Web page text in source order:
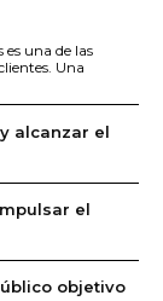
una de las
Una
alcanzar el
el
objetivo